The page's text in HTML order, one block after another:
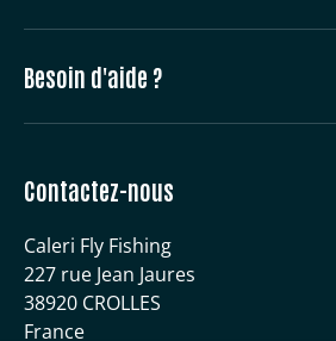
Besoin d'aide ?
Contactez-nous
Caleri Fly Fishing
227 rue Jean Jaures
38920 CROLLES
France